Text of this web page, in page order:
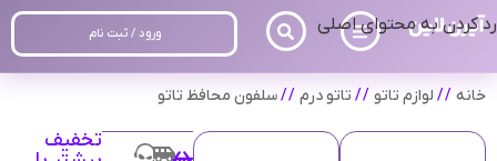
رد کردن به محتوای اصلی ورود / ثبت نام
خانه / لوازم تاتو / تاتو درم / سلفون محافظ تاتو
تخفیف